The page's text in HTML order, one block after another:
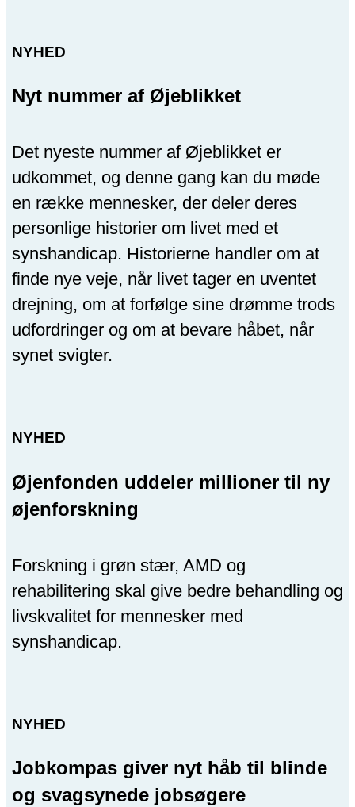
NYHED
Nyt nummer af Øjeblikket
Det nyeste nummer af Øjeblikket er
udkommet, og denne gang kan du møde
en række mennesker, der deler deres
personlige historier om livet med et
synshandicap. Historierne handler om at
finde nye veje, når livet tager en uventet
drejning, om at forfølge sine drømme trods
udfordringer og om at bevare håbet, når
synet svigter.
NYHED
Øjenfonden uddeler millioner til ny
øjenforskning
Forskning i grøn stær, AMD og
rehabilitering skal give bedre behandling og
livskvalitet for mennesker med
synshandicap.
NYHED
Jobkompas giver nyt håb til blinde
og svagsynede jobsøgere